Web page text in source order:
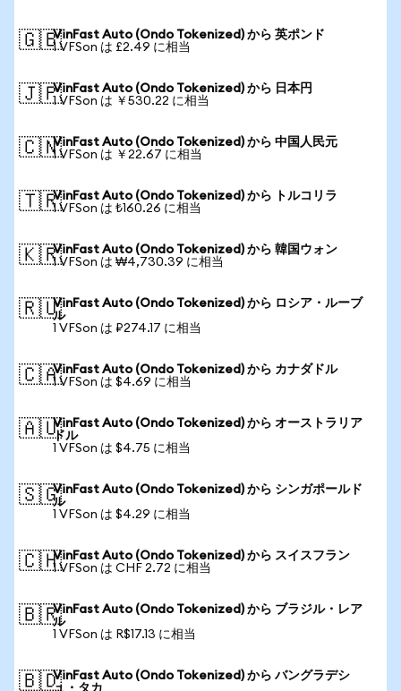
🇬🇧VinFast Auto (Ondo Tokenized) から 英ポンド
1 VFSon は £2.49 に相当
🇯🇵VinFast Auto (Ondo Tokenized) から 日本円
1 VFSon は ￥530.22 に相当
🇨🇳VinFast Auto (Ondo Tokenized) から 中国人民元
1 VFSon は ￥22.67 に相当
🇹🇷VinFast Auto (Ondo Tokenized) から トルコリラ
1 VFSon は ₺160.26 に相当
🇰🇷VinFast Auto (Ondo Tokenized) から 韓国ウォン
1 VFSon は ₩4,730.39 に相当
🇷🇺VinFast Auto (Ondo Tokenized) から ロシア・ルーブ
ル
1 VFSon は ₽274.17 に相当
🇨🇦VinFast Auto (Ondo Tokenized) から カナダドル
1 VFSon は $4.69 に相当
🇦🇺VinFast Auto (Ondo Tokenized) から オーストラリア
ドル
1 VFSon は $4.75 に相当
🇸🇬VinFast Auto (Ondo Tokenized) から シンガポールド
ル
1 VFSon は $4.29 に相当
🇨🇭VinFast Auto (Ondo Tokenized) から スイスフラン
1 VFSon は CHF 2.72 に相当
🇧🇷VinFast Auto (Ondo Tokenized) から ブラジル・レア
ル
1 VFSon は R$17.13 に相当
🇧🇩VinFast Auto (Ondo Tokenized) から バングラデシ
ュ・タカ